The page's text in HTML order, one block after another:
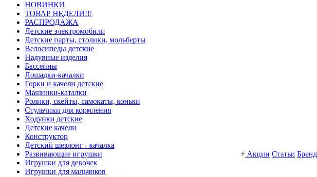
НОВИНКИ
ТОВАР НЕДЕЛИ!!!
РАСПРОДАЖА
Детские электромобили
Детские парты, столики, мольберты
Велосипеды детские
Надувные изделия
Бассейны
Лошадки-качалки
Горки и качели детские
Машинки-каталки
Ролики, скейты, самокаты, коньки
Стульчики для кормления
Ходунки детские
Детские качели
Конструктор
Детский шезлонг - качалка
Развивающие игрушки
Игрушки для девочек
Игрушки для мальчиков
Акции Статьи